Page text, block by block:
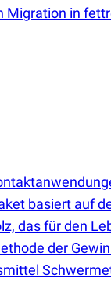
in
basiert auf
das für den
der